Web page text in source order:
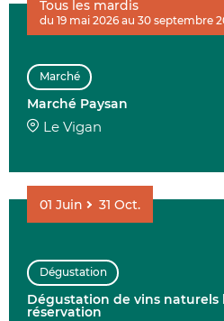
Marché
Marché Paysan
Le Vigan
Tous les mardis
du 19 mai 2026 au 30 septembre
Dégustation
Dégustation de vins naturels
réservation
01 Juin 31 Oct.